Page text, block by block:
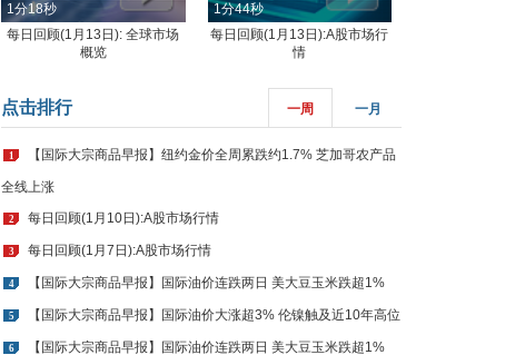
1分18秒
每日回顾(1月13日): 全球市场
概览
1分44秒
每日回顾(1月13日):A股市场行
情
点击排行 一周 一月
1 【国际大宗商品早报】纽约金价全周累跌约1.7% 芝加哥农产品
全线上涨
2 每日回顾(1月10日):A股市场行情
3 每日回顾(1月7日):A股市场行情
4 【国际大宗商品早报】国际油价连跌两日 美大豆玉米跌超1%
5 【国际大宗商品早报】国际油价大涨超3% 伦镍触及近10年高位
6 【国际大宗商品早报】国际油价连跌两日 美大豆玉米跌超1%